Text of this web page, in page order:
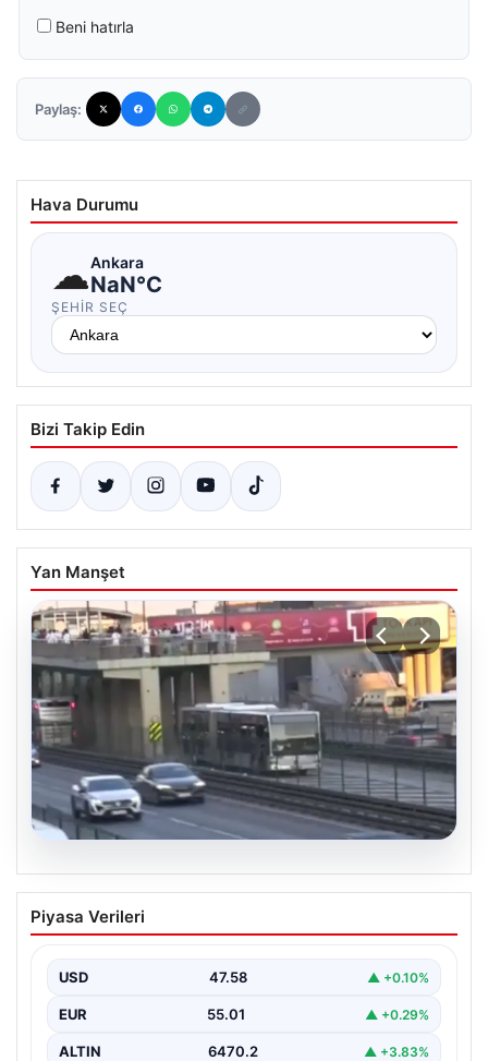
Beni hatırla
Paylaş:
Hava Durumu
☁Ankara
NaN°C
ŞEHIR SEÇ
Bizi Takip Edin
Yan Manşet
04.08.2026
Yola düştü, metrobüs çarptı: Kadının
durumu kritik
Piyasa Verileri
USD 47.58 ▲ +0.10%
EUR 55.01 ▲ +0.29%
ALTIN 6470.2 ▲ +3.83%